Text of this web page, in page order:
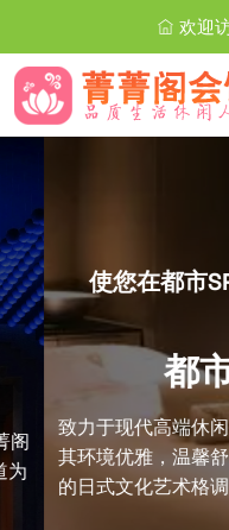
欢迎
使您在都市SPA养
都市
致力于现代高端休闲生活
其环境优雅，温馨舒适，
的日式文化艺术格调养生